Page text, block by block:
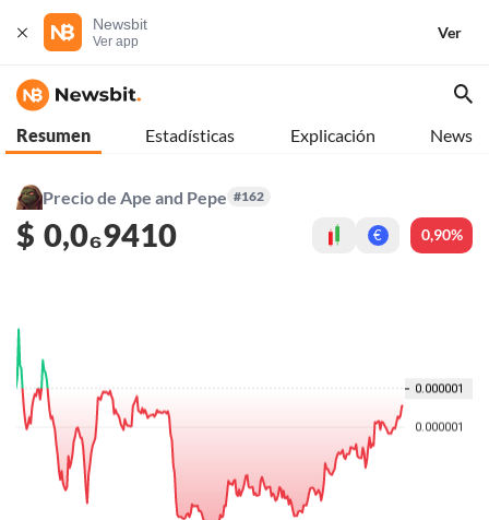
Newsbit
Ver app
Ver
Resumen Estadísticas Explicación News
Precio de Ape and Pepe #162
$ 0,0₆9410 € 0,90%